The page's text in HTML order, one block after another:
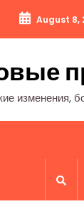
August 8,
изменения,